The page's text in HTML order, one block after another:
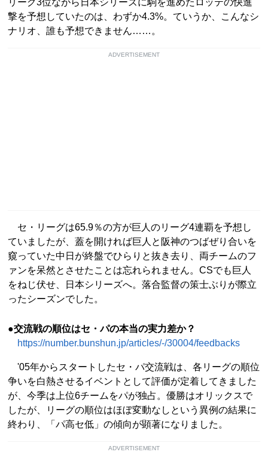
リーグ3位ながら日本シリーズに駒を進めたロッテの快進
撃を予想していたのは、わずか4.3%。ていうか、こんなシ
ナリオ、誰も予想できません……。
ADVERTISEMENT
セ・リーグは65.9％の方が巨人のリーグ4連覇を予想し
ていましたが、蓋を開ければ巨人と阪神のつばぜり合いを
窺っていた中日が終盤でひらりと抜き去り、両チームのフ
ァンを呆然とさせたことは忘れられません。CSでも巨人
をねじ伏せ、日本シリーズへ。落合監督の策士ぶりが際立
ったシーズンでした。
●交流戦の順位はセ・パの本当の実力差か？
https://number.bunshun.jp/articles/-/30004/feedbacks
'05年からスタートしたセ・パ交流戦は、各リーグの順位
争いを白熱させるイベントとして評価が定着してきました
が、今季は上位6チームをパが独占。優勝はオリックスで
したが、リーグの順位はほぼ変動なしという異例の結果に
終わり、「パ高セ低」の傾向が顕著になりました。
ADVERTISEMENT